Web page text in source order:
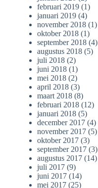
februari 2019 (1)
januari 2019 (4)
november 2018 (1)
oktober 2018 (1)
september 2018 (4)
augustus 2018 (5)
juli 2018 (2)
juni 2018 (1)
mei 2018 (2)
april 2018 (3)
maart 2018 (8)
februari 2018 (12)
januari 2018 (5)
december 2017 (4)
november 2017 (5)
oktober 2017 (3)
september 2017 (3)
augustus 2017 (14)
juli 2017 (9)
juni 2017 (14)
mei 2017 (25)